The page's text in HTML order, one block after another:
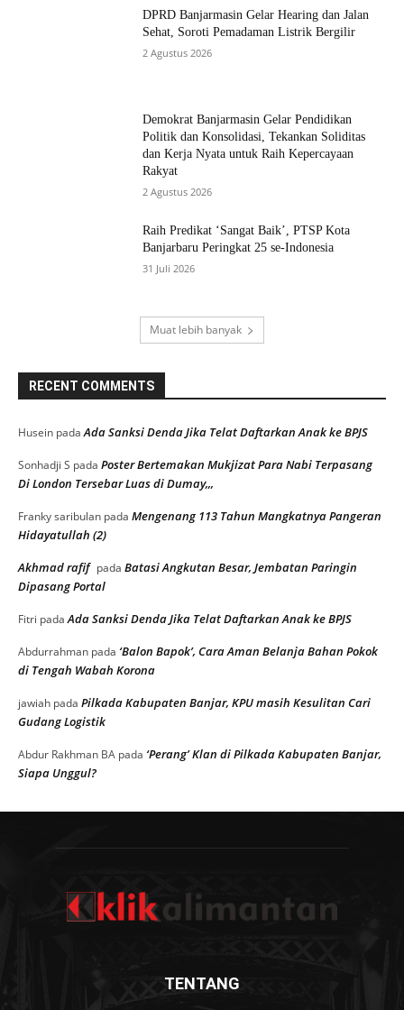
DPRD Banjarmasin Gelar Hearing dan Jalan
Sehat, Soroti Pemadaman Listrik Bergilir
2 Agustus 2026
Demokrat Banjarmasin Gelar Pendidikan
Politik dan Konsolidasi, Tekankan Soliditas
dan Kerja Nyata untuk Raih Kepercayaan
Rakyat
2 Agustus 2026
Raih Predikat ‘Sangat Baik’, PTSP Kota
Banjarbaru Peringkat 25 se-Indonesia
31 Juli 2026
Muat lebih banyak
RECENT COMMENTS
Husein padaAda Sanksi Denda Jika Telat Daftarkan Anak ke BPJS
Sonhadji S pada Poster Bertemakan Mukjizat Para Nabi Terpasang
Di London Tersebar Luas di Dumay,,,
Franky saribulan pada Mengenang 113 Tahun Mangkatnya Pangeran
Hidayatullah (2)
Akhmad rafif pada Batasi Angkutan Besar, Jembatan Paringin
Dipasang Portal
Fitri padaAda Sanksi Denda Jika Telat Daftarkan Anak ke BPJS
Abdurrahman pada ‘Balon Bapok’, Cara Aman Belanja Bahan Pokok
di Tengah Wabah Korona
jawiah pada Pilkada Kabupaten Banjar, KPU masih Kesulitan Cari
Gudang Logistik
Abdur Rakhman BA pada ‘Perang’ Klan di Pilkada Kabupaten Banjar,
Siapa Unggul?
TENTANG